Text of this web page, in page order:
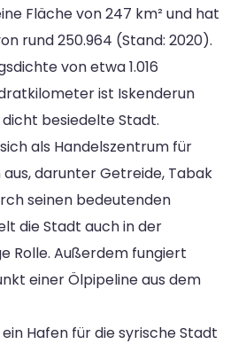
Fläche von 247 km² und hat
rund 250.964 (Stand: 2020).
von etwa 1.016
ist Iskenderun
besiedelte Stadt.
als Handelszentrum für
darunter Getreide, Tabak
seinen bedeutenden
die Stadt auch in der
Rolle. Außerdem fungiert
einer Ölpipeline aus dem
Hafen für die syrische Stadt